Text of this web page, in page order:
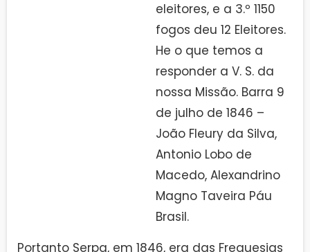
eleitores, e a 3.º 1150
fogos deu 12 Eleitores.
He o que temos a
responder a V. S. da
nossa Missão. Barra 9
de julho de 1846 –
João Fleury da Silva,
Antonio Lobo de
Macedo, Alexandrino
Magno Taveira Páu
Brasil.
Portanto Serpa, em 1846, era das Freguesias